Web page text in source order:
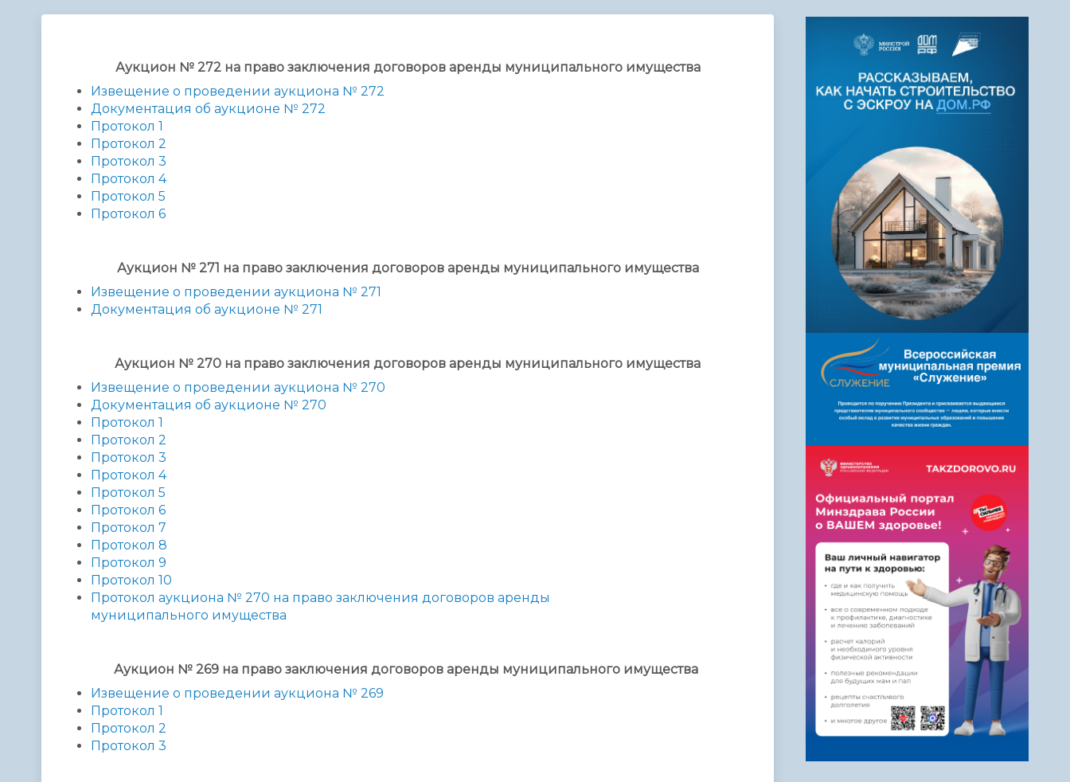
Аукцион № 272 на право заключения договоров аренды муниципального имущества
Извещение о проведении аукциона № 272
Документация об аукционе № 272
Протокол 1
Протокол 2
Протокол 3
Протокол 4
Протокол 5
Протокол 6
Аукцион № 271 на право заключения договоров аренды муниципального имущества
Извещение о проведении аукциона № 271
Документация об аукционе № 271
Аукцион № 270 на право заключения договоров аренды муниципального имущества
Извещение о проведении аукциона № 270
Документация об аукционе № 270
Протокол 1
Протокол 2
Протокол 3
Протокол 4
Протокол 5
Протокол 6
Протокол 7
Протокол 8
Протокол 9
Протокол 10
Протокол аукциона № 270 на право заключения договоров аренды
муниципального имущества
Аукцион № 269 на право заключения договоров аренды муниципального имущества
Извещение о проведении аукциона № 269
Протокол 1
Протокол 2
Протокол 3